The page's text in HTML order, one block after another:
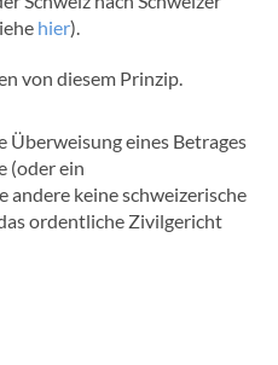
hier).
von diesem Prinzip.
Überweisung eines Betrages
(oder ein
andere keine schweizerische
ordentliche Zivilgericht